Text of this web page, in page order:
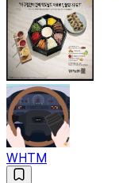
WHTM